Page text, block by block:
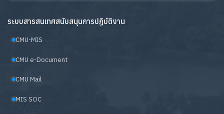
ระบบสารสนเทศสนับสนุนการปฏิบัติงาน
CMU-MIS
CMU e-Document
CMU Mail
MIS SOC